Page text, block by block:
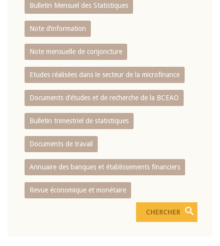
Bulletin Mensuel des Statistiques
Note d’information
Note mensuelle de conjoncture
Etudes réalisées dans le secteur de la microfinance
Documents d’études et de recherche de la BCEAO
Bulletin trimestriel de statistiques
Documents de travail
Annuaire des banques et établissements financiers
Revue économique et monétaire